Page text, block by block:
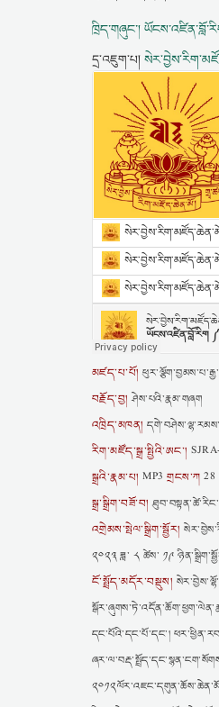
ཁྲིད་གཞུང་།
དྲ་འཇུག་པ།
མཛད་པ་པོ།
བརྗོད་བྱ། ཤེས་པའི་རྣམ་གཞག
འཁྲིད་མཁན།
རིག་མཛོད་སྒྲ་སྤྱིའི་ཨང་།
སྒྲའི་རྣམ་པ། MP3གྲངས་ཀ 28
སྒྲ་སྒྲིག་བཟོ་བ།
འགྲེམས་སྤེལ་སྒྲིག་སྦྱོར།
༢༠༢༣ ཟླ་ ༨ ཚེས་ ༡༩
ངོ་སྤྲོད་མདོར་བསྡུས།
དང་པོའི་དང་པོ་དང་།